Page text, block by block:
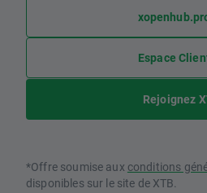
Espace
Rejoignez
*Offre soumise aux conditions
disponibles sur le site de XTB.